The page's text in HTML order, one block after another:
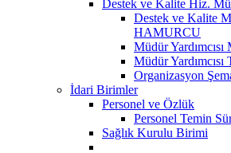
Destek ve Kalite Hiz.
Destek ve Kalite
HAMURCU
Müdür
Müdür
Organizasyon
İdari Birimler
Personel ve Özlük
Personel Temin
Sağlık Kurulu Birimi